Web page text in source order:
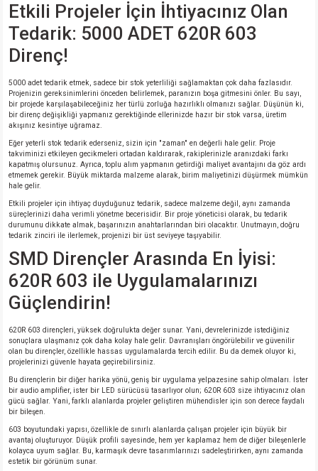
Etkili Projeler İçin İhtiyacınız Olan
Tedarik: 5000 ADET 620R 603
Direnç!
5000 adet tedarik etmek, sadece bir stok yeterliliği sağlamaktan çok daha fazlasıdır.
Projenizin gereksinimlerini önceden belirlemek, paranızın boşa gitmesini önler. Bu sayı,
bir projede karşılaşabileceğiniz her türlü zorluğa hazırlıklı olmanızı sağlar. Düşünün ki,
bir direnç değişikliği yapmanız gerektiğinde ellerinizde hazır bir stok varsa, üretim
akışınız kesintiye uğramaz.
Eğer yeterli stok tedarik ederseniz, sizin için "zaman" en değerli hale gelir. Proje
takviminizi etkileyen gecikmeleri ortadan kaldırarak, rakiplerinizle aranızdaki farkı
kapatmış olursunuz. Ayrıca, toplu alım yapmanın getirdiği maliyet avantajını da göz ardı
etmemek gerekir. Büyük miktarda malzeme alarak, birim maliyetinizi düşürmek mümkün
hale gelir.
Etkili projeler için ihtiyaç duyduğunuz tedarik, sadece malzeme değil, aynı zamanda
süreçlerinizi daha verimli yönetme becerisidir. Bir proje yöneticisi olarak, bu tedarik
durumunu dikkate almak, başarınızın anahtarlarından biri olacaktır. Unutmayın, doğru
tedarik zinciri ile ilerlemek, projenizi bir üst seviyeye taşıyabilir.
SMD Dirençler Arasında En İyisi:
620R 603 ile Uygulamalarınızı
Güçlendirin!
620R 603 dirençleri, yüksek doğrulukta değer sunar. Yani, devrelerinizde istediğiniz
sonuçlara ulaşmanız çok daha kolay hale gelir. Davranışları öngörülebilir ve güvenilir
olan bu dirençler, özellikle hassas uygulamalarda tercih edilir. Bu da demek oluyor ki,
projelerinizi güvenle hayata geçirebilirsiniz.
Bu dirençlerin bir diğer harika yönü, geniş bir uygulama yelpazesine sahip olmaları. İster
bir audio amplifier, ister bir LED sürücüsü tasarlıyor olun; 620R 603 size ihtiyacınız olan
gücü sağlar. Yani, farklı alanlarda projeler geliştiren mühendisler için son derece faydalı
bir bileşen.
603 boyutundaki yapısı, özellikle de sınırlı alanlarda çalışan projeler için büyük bir
avantaj oluşturuyor. Düşük profili sayesinde, hem yer kaplamaz hem de diğer bileşenlerle
kolayca uyum sağlar. Bu, karmaşık devre tasarımlarınızı sadeleştirirken, aynı zamanda
estetik bir görünüm sunar.